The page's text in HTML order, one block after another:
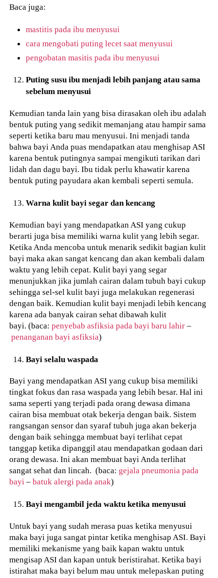
Baca juga:
mastitis pada ibu menyusui
cara mengobati puting lecet saat menyusui
pengobatan masitis pada ibu menyusui
Puting susu ibu menjadi lebih panjang atau sama
sebelum menyusui
Kemudian tanda lain yang bisa dirasakan oleh ibu adalah
bentuk puting yang sedikit memanjang atau hampir sama
seperti ketika baru mau menyusui. Ini menjadi tanda
bahwa bayi Anda puas mendapatkan atau menghisap ASI
karena bentuk putingnya sampai mengikuti tarikan dari
lidah dan dagu bayi. Ibu tidak perlu khawatir karena
bentuk puting payudara akan kembali seperti semula.
Warna kulit bayi segar dan kencang
Kemudian bayi yang mendapatkan ASI yang cukup
berarti juga bisa memiliki warna kulit yang lebih segar.
Ketika Anda mencoba untuk menarik sedikit bagian kulit
bayi maka akan sangat kencang dan akan kembali dalam
waktu yang lebih cepat. Kulit bayi yang segar
menunjukkan jika jumlah cairan dalam tubuh bayi cukup
sehingga sel-sel kulit bayi juga melakukan regenerasi
dengan baik. Kemudian kulit bayi menjadi lebih kencang
karena ada banyak cairan sehat dibawah kulit
bayi. (baca:penyebab asfiksia pada bayi baru lahir –
penanganan bayi asfiksia)
Bayi selalu waspada
Bayi yang mendapatkan ASI yang cukup bisa memiliki
tingkat fokus dan rasa waspada yang lebih besar. Hal ini
sama seperti yang terjadi pada orang dewasa dimana
cairan bisa membuat otak bekerja dengan baik. Sistem
rangsangan sensor dan syaraf tubuh juga akan bekerja
dengan baik sehingga membuat bayi terlihat cepat
tanggap ketika dipanggil atau mendapatkan godaan dari
orang dewasa. Ini akan membuat bayi Anda terlihat
sangat sehat dan lincah. (baca: gejala pneumonia pada
bayi –batuk alergi pada anak)
Bayi mengambil jeda waktu ketika menyusui
Untuk bayi yang sudah merasa puas ketika menyusui
maka bayi juga sangat pintar ketika menghisap ASI. Bayi
memiliki mekanisme yang baik kapan waktu untuk
mengisap ASI dan kapan untuk beristirahat. Ketika bayi
istirahat maka bayi belum mau untuk melepaskan puting